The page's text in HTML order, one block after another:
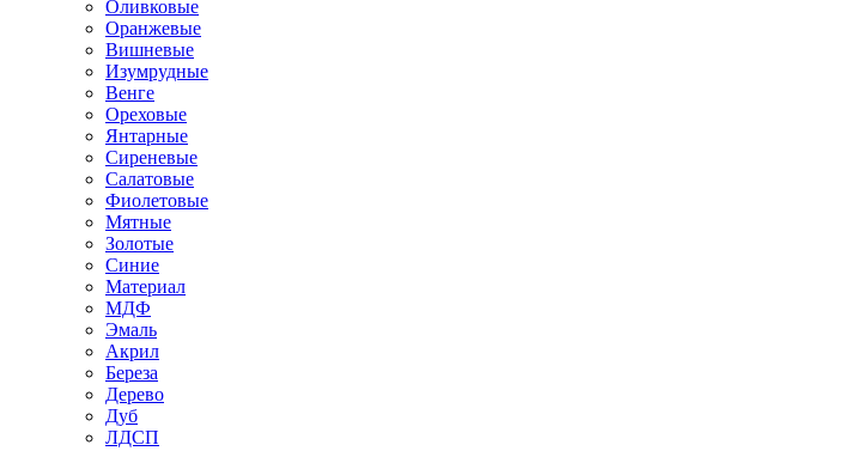
Оливковые
Оранжевые
Вишневые
Изумрудные
Венге
Ореховые
Янтарные
Сиреневые
Салатовые
Фиолетовые
Мятные
Золотые
Синие
Материал
МДФ
Эмаль
Акрил
Береза
Дерево
Дуб
ЛДСП